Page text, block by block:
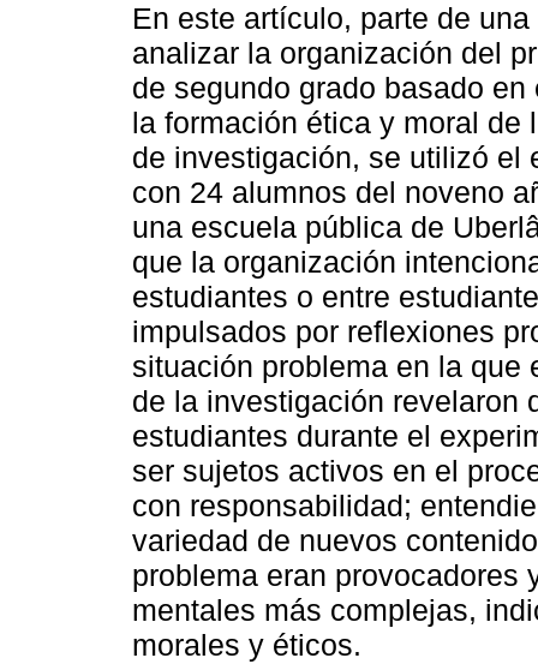
En este artículo, parte de
analizar la organización del
de segundo grado basado
la formación ética y moral de
de investigación, se utilizó el
con 24 alumnos del noveno
una escuela pública de
que la organización
estudiantes o entre
impulsados por reflexiones
situación problema en la que
de la investigación revelaron
estudiantes durante el
ser sujetos activos en el
con responsabilidad;
variedad de nuevos
problema eran provocadores
mentales más complejas,
morales y éticos.